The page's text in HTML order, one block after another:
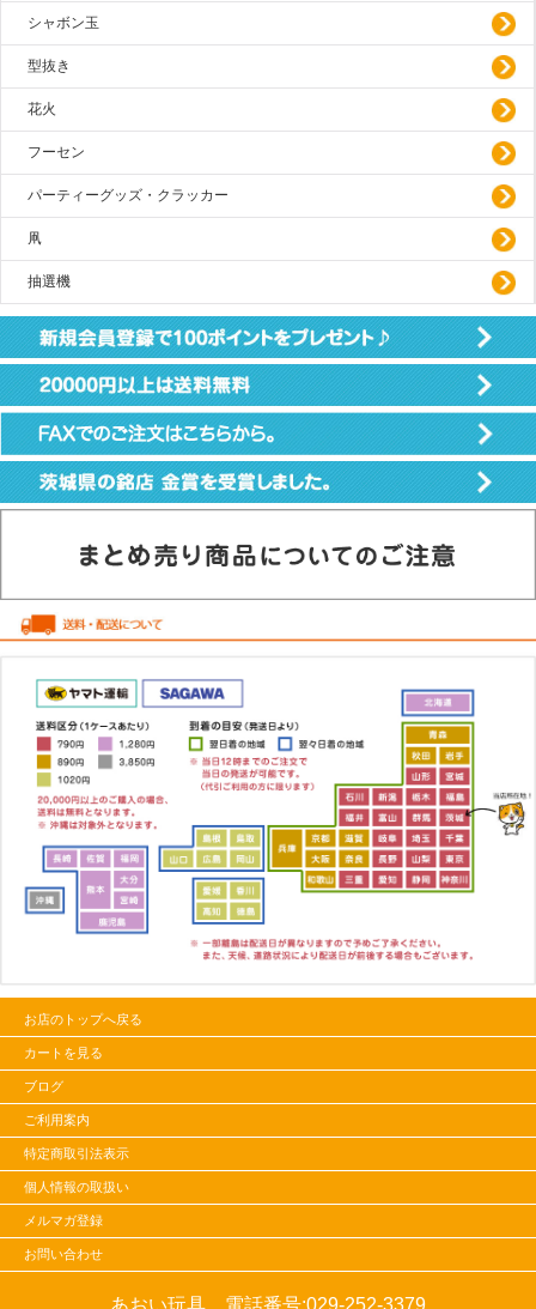
シャボン玉
型抜き
花火
フーセン
パーティーグッズ・クラッカー
凧
抽選機
お店のトップへ戻る
カートを見る
ブログ
ご利用案内
特定商取引法表示
個人情報の取扱い
メルマガ登録
お問い合わせ